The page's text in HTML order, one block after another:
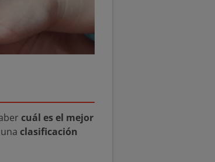
cuál es el mejor
clasificación